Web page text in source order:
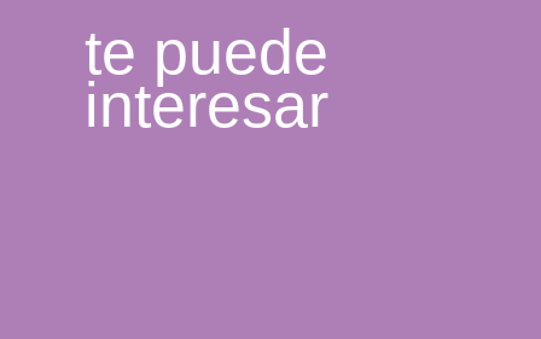
te puede
interesar